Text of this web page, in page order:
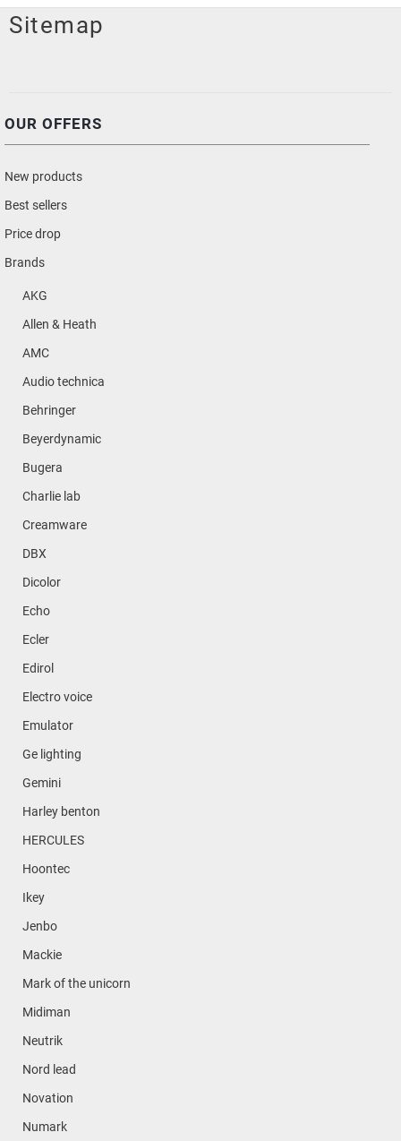
Sitemap
OUR OFFERS
New products
Best sellers
Price drop
Brands
AKG
Allen & Heath
AMC
Audio technica
Behringer
Beyerdynamic
Bugera
Charlie lab
Creamware
DBX
Dicolor
Echo
Ecler
Edirol
Electro voice
Emulator
Ge lighting
Gemini
Harley benton
HERCULES
Hoontec
Ikey
Jenbo
Mackie
Mark of the unicorn
Midiman
Neutrik
Nord lead
Novation
Numark